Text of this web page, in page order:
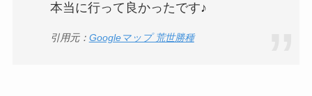
本当に行って良かったです♪
引用元： Googleマップ 荒世勝種